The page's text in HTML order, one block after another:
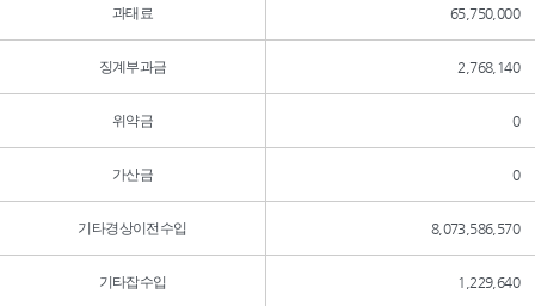
과태료 65,750,000
징계부과금 2,768,140
위약금 0
가산금 0
기타경상이전수입 8,073,586,570
기타잡수입 1,229,640